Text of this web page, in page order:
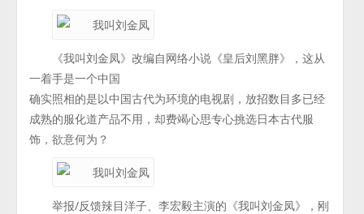
《我叫刘金凤》改编自网络小说《皇后刘黑胖》，这从
一着手是一个中国
确实照相的是以中国古代为环境的电视剧，放招数目多已经
成熟的服化道产品不用，却费竭心思专心挑选日本古代服
饰，欲意何为？
举报/反馈辣目洋子、李宏毅主演的《我叫刘金凤》，刚